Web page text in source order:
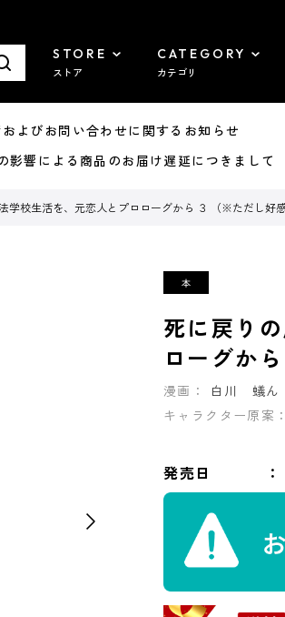
STORE
ストア
CATEGORY
カテゴリ
びお問い合わせに関するお知らせ
響による商品のお届け遅延につきまして
学校生活を、元恋人とプロローグから ３ （※ただし好
死に戻り
ローグか
漫画：
白川 蟻ん
キャラクター原案
発売日